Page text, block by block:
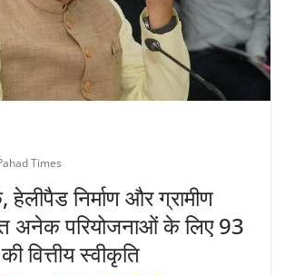
Times
निर्माण और ग्रामीण
अनेक परियोजनाओं के लिए 93
वित्तीय स्वीकृति